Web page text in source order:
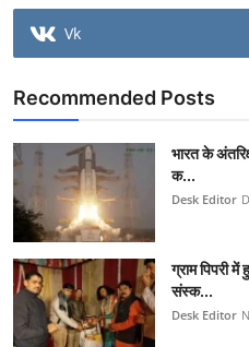
Vk
Recommended Posts
भारत के
क...
Desk Editor
ग्राम पिपरी
संस्क...
Desk Editor